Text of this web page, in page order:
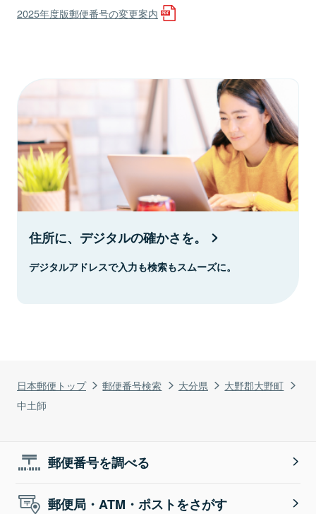
日本郵便トップ 郵便番号検索 大分県
大野郡大野町
中土師
2025年度版郵便番号の変更案内
住所に、デジタルの確かさを。
デジタルアドレスで入力も検索もスムーズに。
郵便番号を調べる
郵便局・ATM・ポストをさがす